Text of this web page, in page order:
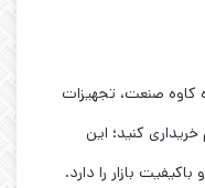
کاوه صنعت، تجهیزات
کنید؛ این
بازار را دارد.